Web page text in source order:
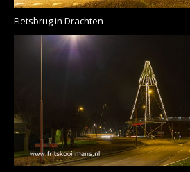
Fietsbrug in Drachten